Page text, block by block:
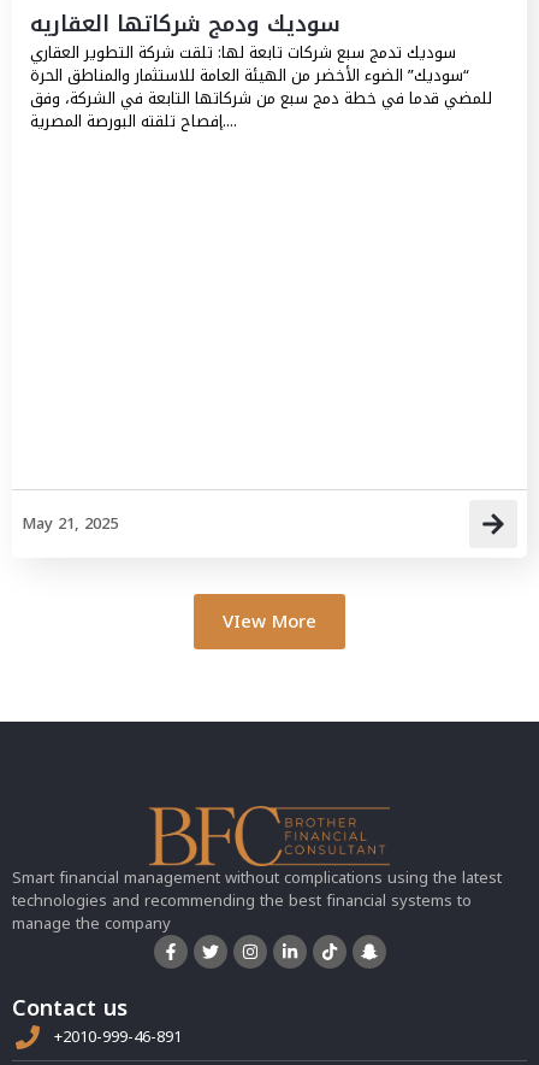
سوديك ودمج شركاتها العقاريه
سوديك تدمج سبع شركات تابعة لها: تلقت شركة التطوير العقاري
“سوديك” الضوء الأخضر من الهيئة العامة للاستثمار والمناطق الحرة
للمضي قدما في خطة دمج سبع من شركاتها التابعة في الشركة، وفق
إفصاح تلقته البورصة المصرية....
May 21, 2025
VIew More
Smart financial management without complications using the latest
technologies and recommending the best financial systems to
manage the company
Contact us
+2010-999-46-891